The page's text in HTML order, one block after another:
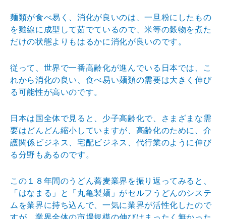
麺類が食べ易く、消化が良いのは、一旦粉にしたもの
を麺線に成型して茹でているので、米等の穀物を煮た
だけの状態よりもはるかに消化が良いのです。
従って、世界で一番高齢化が進んでいる日本では、こ
れから消化の良い、食べ易い麺類の需要は大きく伸び
る可能性が高いのです。
日本は国全体で見ると、少子高齢化で、さまざまな需
要はどんどん縮小していますが、高齢化のために、介
護関係ビジネス、宅配ビジネス、代行業のように伸び
る分野もあるのです。
この１８年間のうどん蕎麦業界を振り返ってみると、
「はなまる」と「丸亀製麺」がセルフうどんのシステ
ムを業界に持ち込んで、一気に業界が活性化したので
すが、業界全体の市場規模の伸びはまったく無かった